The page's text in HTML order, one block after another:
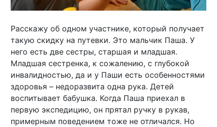
Расскажу об одном участнике, который получает
такую скидку на путевки. Это мальчик Паша. У
него есть две сестры, старшая и младшая.
Младшая сестренка, к сожалению, с глубокой
инвалидностью, да и у Паши есть особенностями
здоровья – недоразвита одна рука. Детей
воспитывает бабушка. Когда Паша приехал в
первую экспедицию, он прятал ручку в рукав,
примерным поведением тоже не отличался. Но